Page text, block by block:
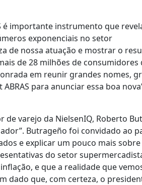
é importante instrumento que
exponenciais no setor
de nossa atuação e mostrar o
de 28 milhões de consumidores
em reunir grandes nomes,
para anunciar essa boa
varejo da NielsenIQ, Roberto
Butrageño foi convidado ao
e explicar um pouco mais sobre
do setor
e que a realidade que
dado que, com certeza, o